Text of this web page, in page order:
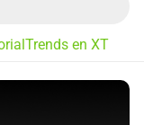
Trends en XT